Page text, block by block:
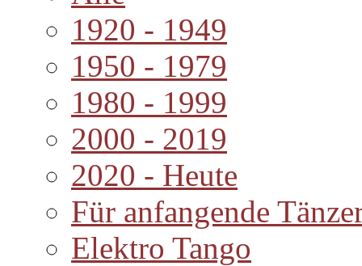
1920 - 1949
1950 - 1979
1980 - 1999
2000 - 2019
2020 - Heute
Für anfangende
Elektro Tango